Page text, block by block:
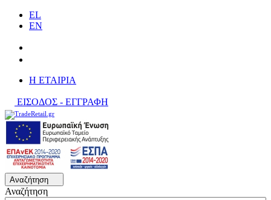
EL
EN
H ΕΤΑΙΡΙΑ
ΕΙΣΟΔΟΣ - ΕΓΓΡΑΦΗ
Αναζήτηση
Αναζήτηση